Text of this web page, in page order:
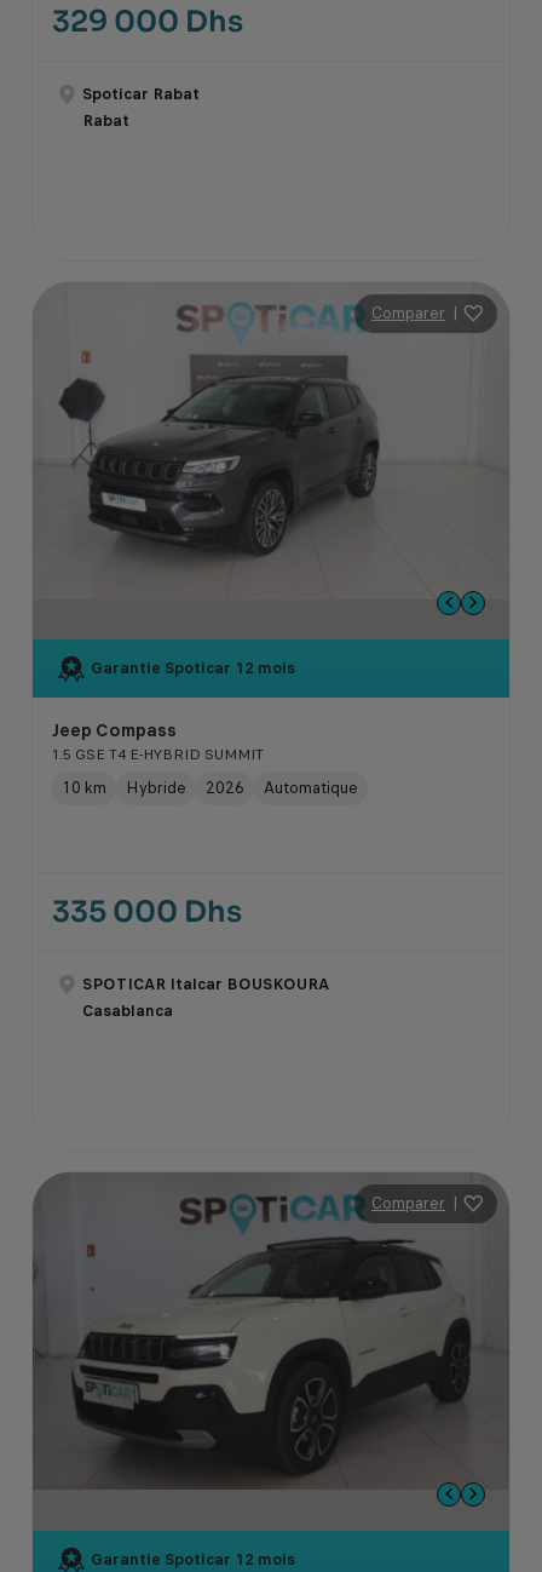
329 000 Dhs
Spoticar Rabat
Rabat
Comparer |
Garantie Spoticar 12 mois
Jeep Compass
1.5 GSE T4 E-HYBRID SUMMIT
10 km Hybride 2026 Automatique
335 000 Dhs
SPOTICAR Italcar BOUSKOURA
Casablanca
Comparer |
Garantie Spoticar 12 mois